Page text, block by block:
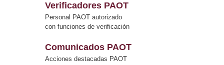
Verificadores PAOT
Personal PAOT autorizado
con funciones de verificación
Comunicados PAOT
Acciones destacadas PAOT